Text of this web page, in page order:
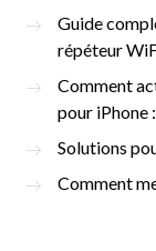
Guide
répéteur
Comment
pour iPhone
Solutions
Comment